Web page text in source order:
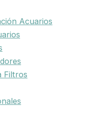
Acuarios
Filtros